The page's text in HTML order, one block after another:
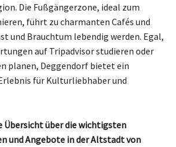
Die Fußgängerzone, ideal zum
führt zu charmanten Cafés und
und Brauchtum lebendig werden. Egal,
auf Tripadvisor studieren oder
planen, Deggendorf bietet ein
für Kulturliebhaber und
Übersicht über die wichtigsten
und Angebote in der Altstadt von